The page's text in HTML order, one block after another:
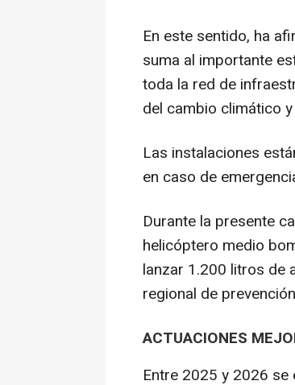
En este sentido, ha
suma al importante
toda la red de
del cambio climático
Las instalaciones
en caso de
Durante la presente
helicóptero medio
lanzar 1.200 litros de
regional de
ACTUACIONES
Entre 2025 y 2026